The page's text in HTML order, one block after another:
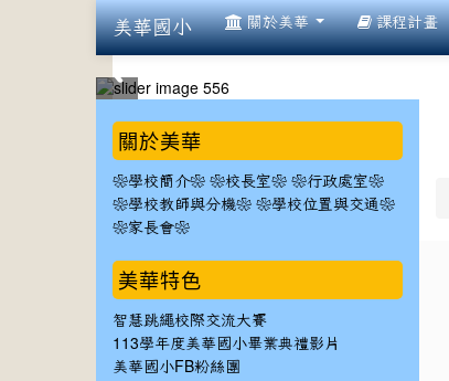
美華國小 關於美華 課程計畫
::: 關於美華
❀學校簡介❀ ❀校長室❀ ❀行政處室❀
❀學校教師與分機❀ ❀學校位置與交通❀
❀家長會❀
美華特色
智慧跳繩校際交流大賽
113學年度美華國小畢業典禮影片
美華國小FB粉絲團